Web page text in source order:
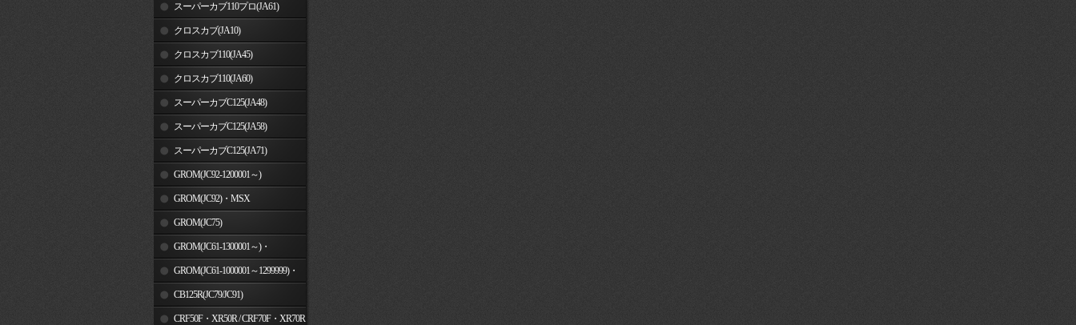
(MLHJA56)
スーパーカブ110プロ(JA61)
クロスカブ(JA10)
クロスカブ110(JA45)
クロスカブ110(JA60)
スーパーカブC125(JA48)
スーパーカブC125(JA58)
スーパーカブC125(JA71)
GROM(JC92-1200001～)
GROM(JC92)・MSX
GROM(MLHJC92)
GROM(JC75)
GROM(JC61-1300001～)・
MSX125SF
GROM(JC61-1000001～1299999)・
MSX125CB125R(JC79/JC91)
CRF50F・XR50R / CRF70F・XR70R